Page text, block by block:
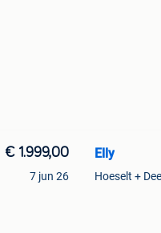
€ 1.999,00
7 jun 26
Elly